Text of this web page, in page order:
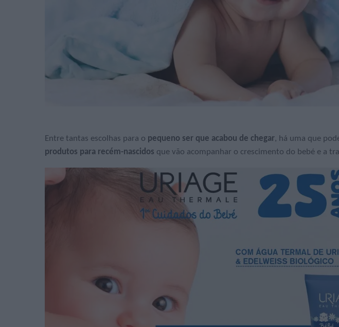
Entre tantas escolhas para o pequeno ser que acabou de chegar, há uma que
produtos para recém-nascidos que vão acompanhar o crescimento do bebé e a